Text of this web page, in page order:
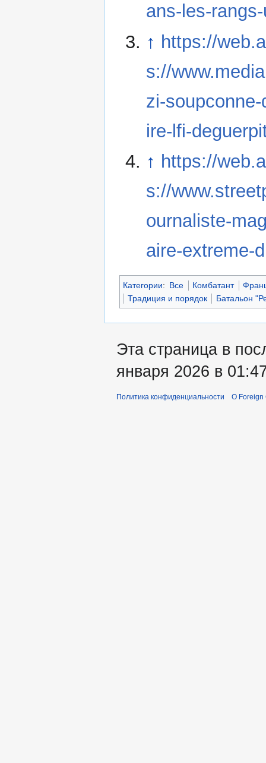
ans-les-
↑ https://
s://
zi-
ire-lfi-
↑ https://
s://
ournaliste-
aire-extreme-
Категории: Все Комбатант
Традиция и порядок
Батальон
Эта страница в
января 2026 в
Политика конфиденциальности О Foreign